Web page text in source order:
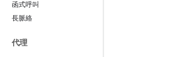
函式呼叫
長脈絡
代理